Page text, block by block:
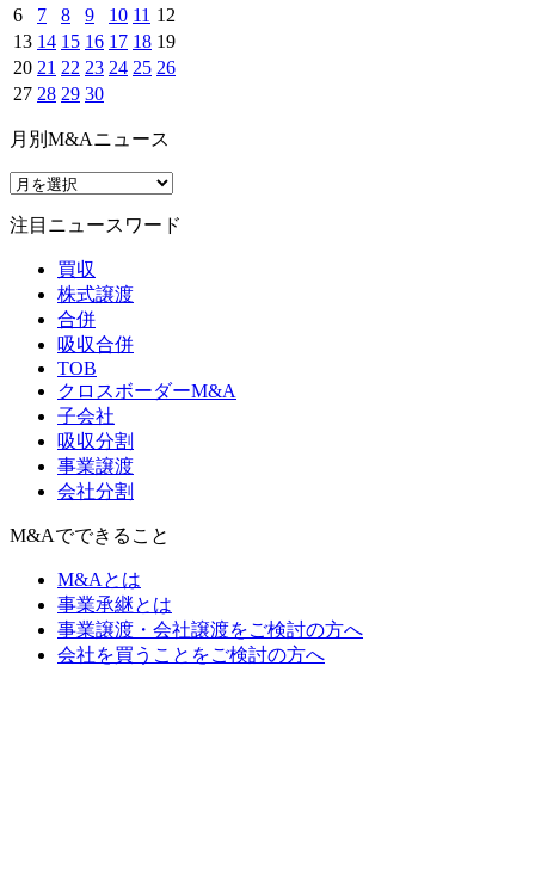
6
7 8 9 10 11 12
13 14 15 16 17 18 19
20 21 22 23 24 25 26
27 28 29 30
月別M&Aニュース
注目ニュースワード
買収
株式譲渡
合併
吸収合併
TOB
クロスボーダーM&A
子会社
吸収分割
事業譲渡
会社分割
M&Aでできること
M&Aとは
事業承継とは
事業譲渡・会社譲渡をご検討の方へ
会社を買うことをご検討の方へ